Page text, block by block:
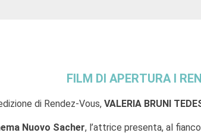
FILM DI APERTURA I
di Rendez-Vous, VALERIA BRUNI
Nuovo Sacher, l’attrice presenta, al